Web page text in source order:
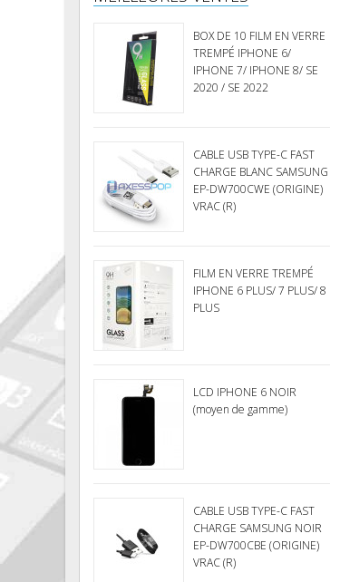
BOX DE 10 FILM EN VERRE
TREMPÉ IPHONE 6/
IPHONE 7/ IPHONE 8/ SE
2020 / SE 2022
CABLE USB TYPE-C FAST
CHARGE BLANC SAMSUNG
EP-DW700CWE (ORIGINE)
VRAC (R)
FILM EN VERRE TREMPÉ
IPHONE 6 PLUS/ 7 PLUS/ 8
PLUS
LCD IPHONE 6 NOIR
(moyen de gamme)
CABLE USB TYPE-C FAST
CHARGE SAMSUNG NOIR
EP-DW700CBE (ORIGINE)
VRAC (R)